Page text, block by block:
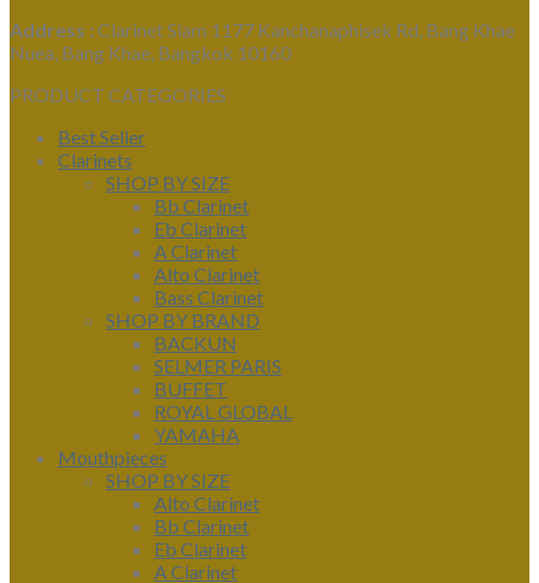
Address : Clarinet Siam 1177 Kanchanaphisek Rd, Bang Khae
Nuea, Bang Khae, Bangkok 10160
PRODUCT CATEGORIES
Best Seller
Clarinets
SHOP BY SIZE
Bb Clarinet
Eb Clarinet
A Clarinet
Alto Clarinet
Bass Clarinet
SHOP BY BRAND
BACKUN
SELMER PARIS
BUFFET
ROYAL GLOBAL
YAMAHA
Mouthpieces
SHOP BY SIZE
Alto Clarinet
Bb Clarinet
Eb Clarinet
A Clarinet